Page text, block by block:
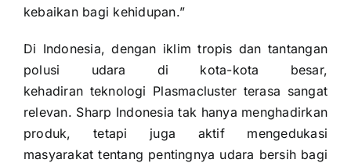
kebaikan bagi kehidupan.”
Di Indonesia, dengan iklim tropis dan tantangan
polusi udara di kota-kota besar,
kehadiran teknologi Plasmacluster terasa sangat
relevan. Sharp Indonesia tak hanya menghadirkan
produk, tetapi juga aktif mengedukasi
masyarakat tentang pentingnya udara bersih bagi